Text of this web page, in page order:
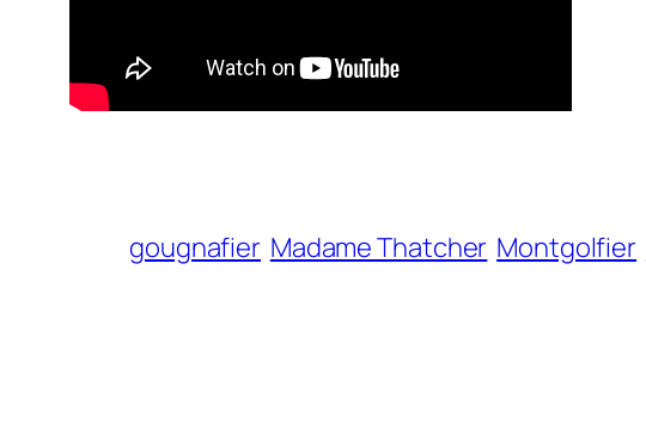
gougnafier Madame Thatcher Montgolfier